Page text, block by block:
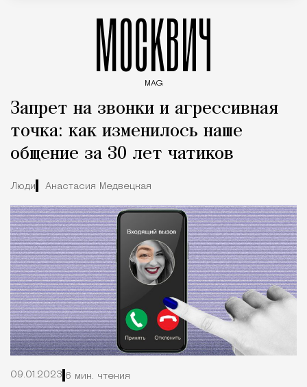
МОСКВИЧ
MAG
Запрет на звонки и агрессивная
точка: как изменилось наше
общение за 30 лет чатиков
Люди Анастасия Медвецкая
09.01.2023 6 мин. чтения